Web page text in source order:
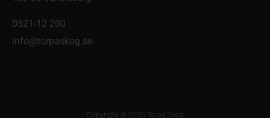
0521-12 200
info@torpaskog.se
Copyright © 2026 Torpa Skog